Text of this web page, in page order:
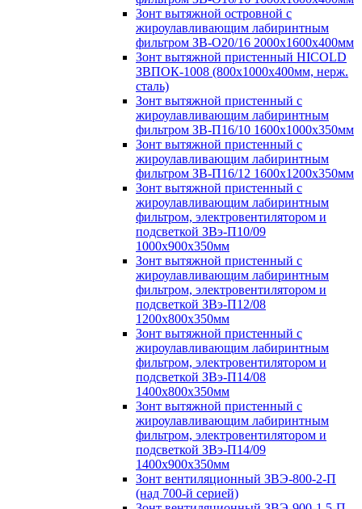
Зонт вытяжной островной с
жироулавливающим лабиринтным
фильтром ЗВ-О20/16 2000х1600х400мм
Зонт вытяжной пристенный HICOLD
ЗВПОК-1008 (800х1000х400мм, нерж.
сталь)
Зонт вытяжной пристенный с
жироулавливающим лабиринтным
фильтром ЗВ-П16/10 1600х1000х350мм
Зонт вытяжной пристенный с
жироулавливающим лабиринтным
фильтром ЗВ-П16/12 1600х1200х350мм
Зонт вытяжной пристенный с
жироулавливающим лабиринтным
фильтром, электровентилятором и
подсветкой ЗВэ-П10/09
1000х900х350мм
Зонт вытяжной пристенный с
жироулавливающим лабиринтным
фильтром, электровентилятором и
подсветкой ЗВэ-П12/08
1200х800х350мм
Зонт вытяжной пристенный с
жироулавливающим лабиринтным
фильтром, электровентилятором и
подсветкой ЗВэ-П14/08
1400х800х350мм
Зонт вытяжной пристенный с
жироулавливающим лабиринтным
фильтром, электровентилятором и
подсветкой ЗВэ-П14/09
1400х900х350мм
Зонт вентиляционный ЗВЭ-800-2-П
(над 700-й серией)